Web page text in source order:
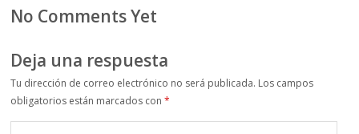
No Comments Yet
Deja una respuesta
Tu dirección de correo electrónico no será publicada. Los campos
obligatorios están marcados con*